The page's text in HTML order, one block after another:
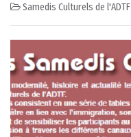
Samedis Culturels de l'ADTF